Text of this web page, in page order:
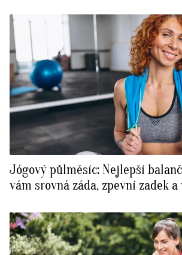
Jógový půlměsíc: Nejlepší
vám srovná záda, zpevní zadek